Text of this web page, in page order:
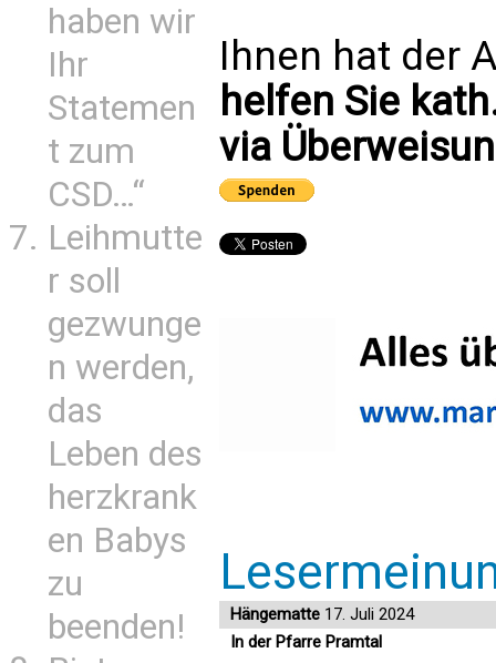
haben wir
Ihr
Statemen
t zum
CSD…“
Leihmutte
r soll
gezwunge
n werden,
das
Leben des
herzkrank
en Babys
zu
beenden!
Ihnen hat der
helfen Sie
via
Hängematte 17. Juli 2024
In der Pfarre Pramtal